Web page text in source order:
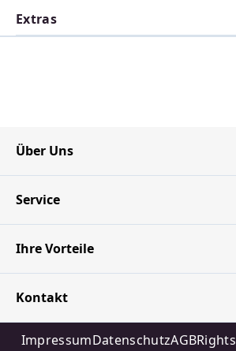
Extras
Über Uns
Service
Ihre Vorteile
Kontakt
ImpressumDatenschutzAGBRights